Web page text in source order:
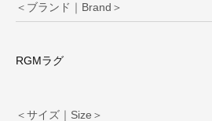
＜ブランド｜Brand＞
RGMラグ
＜サイズ｜Size＞